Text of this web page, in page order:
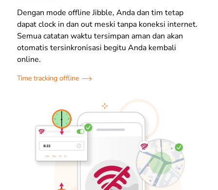
Dengan mode offline Jibble, Anda dan tim tetap
dapat clock in dan out meski tanpa koneksi internet.
Semua catatan waktu tersimpan aman dan akan
otomatis tersinkronisasi begitu Anda kembali
online.
Time tracking offline